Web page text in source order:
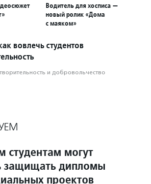
Водитель для хосписа —
новый ролик «Дома
с маяком»
вовлечь студентов
и доброволь­чест­во
студентам могут
защищать дипломы
проектов